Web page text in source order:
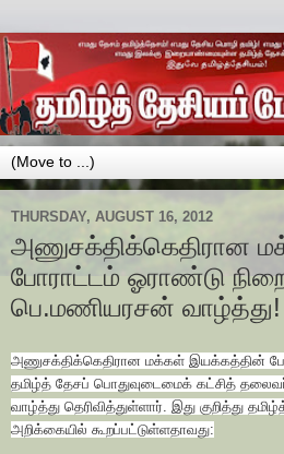
THURSDAY, AUGUST 16, 2012
அணுசக்திக்கெதிரான
போராட்டம் ஓராண்டு
பெ.மணியரசன் வாழ்த்து!
அணுசக்திக்கெதிரான மக்கள் இயக்கத்தின்
தமிழ்த் தேசப் பொதுவுடைமைக் கட்சித்
வாழ்த்து தெரிவித்துள்ளார். இது குறித்து
அறிக்கையில் கூறப்பட்டுள்ளதாவது: